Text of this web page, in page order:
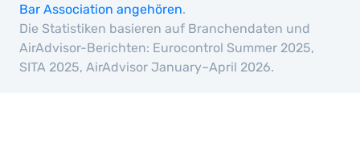
Bar Association angehören.
Die Statistiken basieren auf Branchendaten und
AirAdvisor-Berichten: Eurocontrol Summer 2025,
SITA 2025, AirAdvisor January–April 2026.